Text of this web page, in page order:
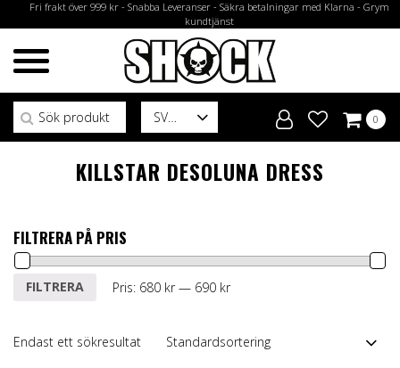
Fri frakt över 999 kr - Snabba Leveranser - Säkra betalningar med Klarna - Grym
kundtjänst
SV
Sök efter:
0
KILLSTAR DESOLUNA DRESS
FILTRERA PÅ PRIS
Min
MaxFILTRERA Pris: 680 kr— 690 kr
Endast ett sökresultat